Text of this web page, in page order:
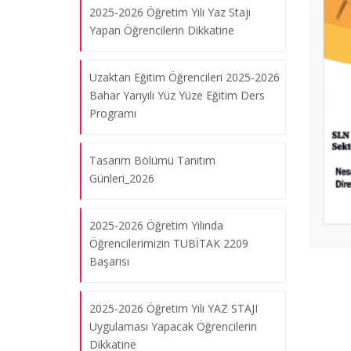
2025-2026 Öğretim Yılı Yaz Stajı
Yapan Öğrencilerin Dikkatine
Uzaktan Eğitim Öğrencileri 2025-2026
Bahar Yarıyılı Yüz Yüze Eğitim Ders
Programı
Tasarım Bölümü Tanıtım
Günleri_2026
2025-2026 Öğretim Yılında
Öğrencilerimizin TUBİTAK 2209
Başarısı
2025-2026 Öğretim Yılı YAZ STAJI
Uygulaması Yapacak Öğrencilerin
Dikkatine
İşbirliğinde Öğrenci Projesi
06.08.2026
Eğitim” Paneli
06.08.2026
“Cumhuriyet ve Biz” Konulu Giysi
Tasarım Sergisi
Tasarım Bölümü Türkiye Tasarım